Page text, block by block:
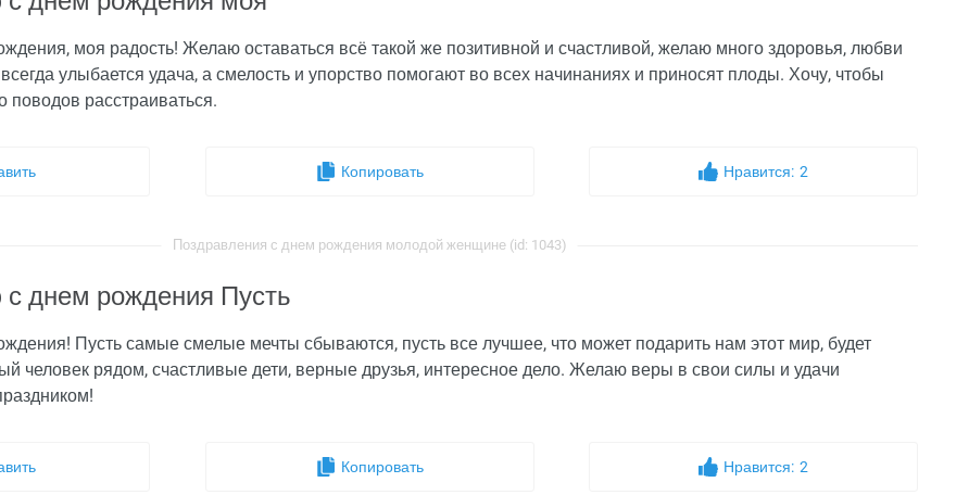
моя радость! Желаю оставаться всё такой же позитивной и счастливой, желаю много здоровья, любви
улыбается удача, а смелость и упорство помогают во всех начинаниях и приносят плоды. Хочу, чтобы
поводов расстраиваться.
Копировать Нравится: 2
Поздравления с днем рождения молодой женщине (id: 1043)
днем рождения Пусть
Пусть самые смелые мечты сбываются, пусть все лучшее, что может подарить нам этот мир, будет
человек рядом, счастливые дети, верные друзья, интересное дело. Желаю веры в свои силы и удачи
Копировать Нравится: 2